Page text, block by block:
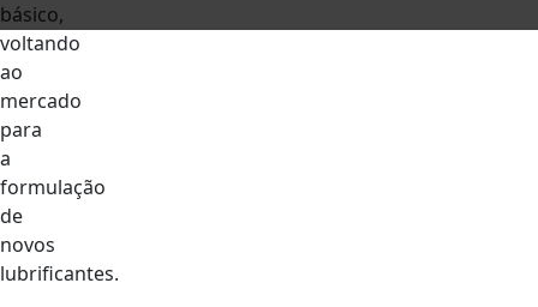
básico,
voltando
ao
mercado
para
a
formulação
de
novos
lubrificantes.